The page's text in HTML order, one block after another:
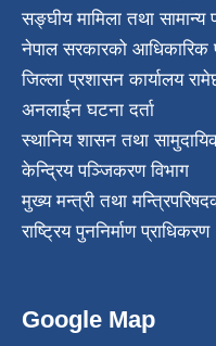
सङ्घीय मामिला तथा
नेपाल सरकारको आधिकारिक
जिल्ला प्रशासन कार्यालय
अनलाईन घटना दर्ता
स्थानिय शासन तथा
केन्द्रिय पञ्जिकरण विभाग
मुख्य मन्त्री तथा
राष्ट्रिय पुननिर्माण प्राधिकरण
Google Map